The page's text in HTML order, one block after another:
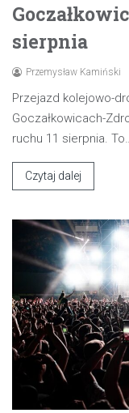
sierpnia
Przemysław Kamiński
Przejazd kolejowo-
Goczałkowicach-
ruchu 11 sierpnia.
Czytaj dalej